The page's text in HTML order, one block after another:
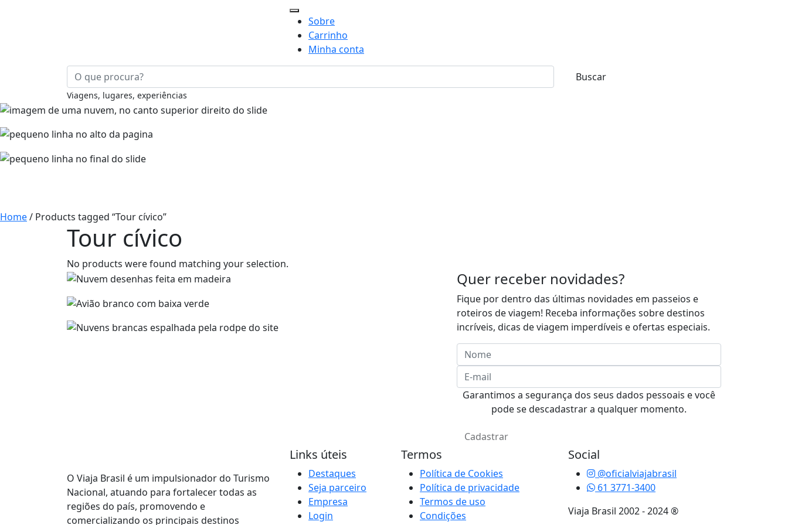
Toggle navigation
Sobre
Carrinho
Minha conta
Viagens, lugares, experiências
Buscar
Home/ Products tagged “Tour cívico”
Tour cívico
No products were found matching your selection.
Quer receber novidades?
Fique por dentro das últimas novidades em passeios e
roteiros de viagem! Receba informações sobre destinos
incríveis, dicas de viagem imperdíveis e ofertas especiais.
Garantimos a segurança dos seus dados pessoais e você
pode se descadastrar a qualquer momento.
Cadastrar
O Viaja Brasil é um impulsionador do Turismo
Nacional, atuando para fortalecer todas as
regiões do país, promovendo e
comercializando os principais destinos
Links úteis
Destaques
Seja parceiro
Empresa
Login
Termos
Política de Cookies
Política de privacidade
Termos de uso
Condições
Social
@oficialviajabrasil
61 3771-3400
Viaja Brasil 2002 - 2024 ®